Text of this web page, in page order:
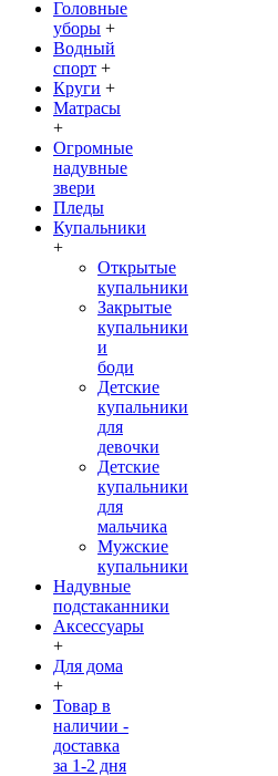
Головные
уборы +
Водный
спорт +
Круги +
Матрасы
+
Огромные
надувные
звери
Пледы
Купальники
+
Открытые
купальники
Закрытые
купальники
и
боди
Детские
купальники
для
девочки
Детские
купальники
для
мальчика
Мужские
купальники
Надувные
подстаканники
Аксессуары
+
Для дома
+
Товар в
наличии -
доставка
за 1-2 дня